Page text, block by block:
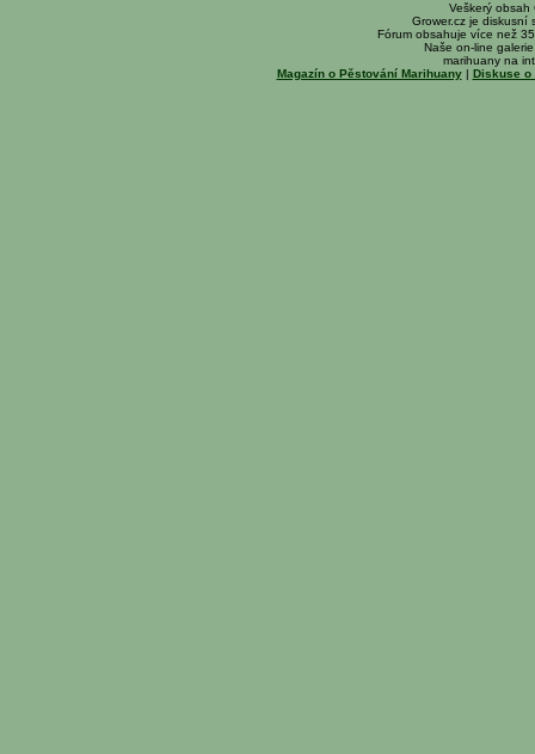
Veškerý obsah
Grower.cz je diskusní
Fórum obsahuje více než
Naše on-line
marihuany na
Magazín o Pěstování Marihuany| Diskuse o